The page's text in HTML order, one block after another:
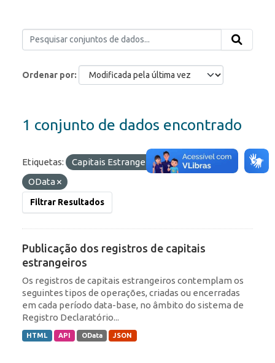
Ordenar por
1 conjunto de dados encontrado
Etiquetas: Capitais Estrangeiros
Formatos:
OData
Filtrar Resultados
Publicação dos registros de capitais
estrangeiros
Os registros de capitais estrangeiros contemplam os
seguintes tipos de operações, criadas ou encerradas
em cada período data-base, no âmbito do sistema de
Registro Declaratório...
HTML API OData JSON